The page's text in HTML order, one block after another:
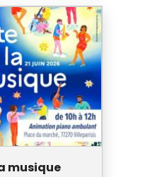
musique